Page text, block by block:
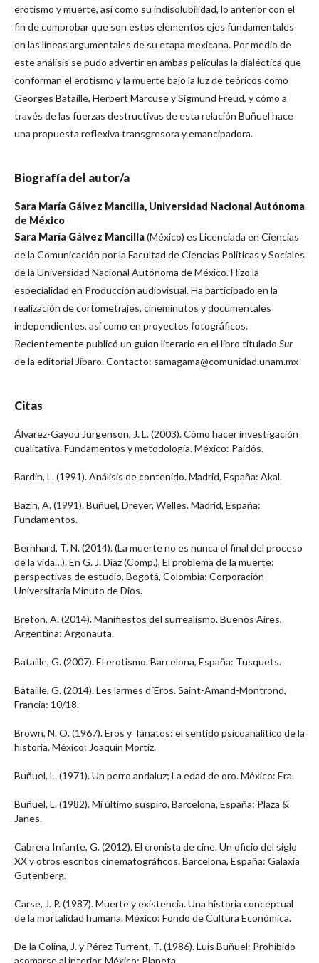
erotismo y muerte, así como su indisolubilidad, lo anterior con el
fin de comprobar que son estos elementos ejes fundamentales
en las líneas argumentales de su etapa mexicana. Por medio de
este análisis se pudo advertir en ambas películas la dialéctica que
conforman el erotismo y la muerte bajo la luz de teóricos como
Georges Bataille, Herbert Marcuse y Sigmund Freud, y cómo a
través de las fuerzas destructivas de esta relación Buñuel hace
una propuesta reflexiva transgresora y emancipadora.
Biografía del autor/a
Sara María Gálvez Mancilla, Universidad Nacional Autónoma
de México
Sara María Gálvez Mancilla(México) es Licenciada en Ciencias
de la Comunicación por la Facultad de Ciencias Políticas y Sociales
de la Universidad Nacional Autónoma de México. Hizo la
especialidad en Producción audiovisual. Ha participado en la
realización de cortometrajes, cineminutos y documentales
independientes, así como en proyectos fotográficos.
Recientemente publicó un guion literario en el libro titulado Sur
de la editorial Jíbaro. Contacto: samagama@comunidad.unam.mx
Citas
Álvarez-Gayou Jurgenson, J. L. (2003). Cómo hacer investigación
cualitativa. Fundamentos y metodología. México: Paidós.
Bardin, L. (1991). Análisis de contenido. Madrid, España: Akal.
Bazin, A. (1991). Buñuel, Dreyer, Welles. Madrid, España:
Fundamentos.
Bernhard, T. N. (2014). (La muerte no es nunca el final del proceso
de la vida…). En G. J. Díaz (Comp.), El problema de la muerte:
perspectivas de estudio. Bogotá, Colombia: Corporación
Universitaria Minuto de Dios.
Breton, A. (2014). Manifiestos del surrealismo. Buenos Aires,
Argentina: Argonauta.
Bataille, G. (2007). El erotismo. Barcelona, España: Tusquets.
Bataille, G. (2014). Les larmes d´Eros. Saint-Amand-Montrond,
Francia: 10/18.
Brown, N. O. (1967). Eros y Tánatos: el sentido psicoanalítico de la
historia. México: Joaquín Mortiz.
Buñuel, L. (1971). Un perro andaluz; La edad de oro. México: Era.
Buñuel, L. (1982). Mi último suspiro. Barcelona, España: Plaza &
Janes.
Cabrera Infante, G. (2012). El cronista de cine. Un oficio del siglo
XX y otros escritos cinematográficos. Barcelona, España: Galaxia
Gutenberg.
Carse, J. P. (1987). Muerte y existencia. Una historia conceptual
de la mortalidad humana. México: Fondo de Cultura Económica.
De la Colina, J. y Pérez Turrent, T. (1986). Luis Buñuel: Prohibido
asomarse al interior. México: Planeta.